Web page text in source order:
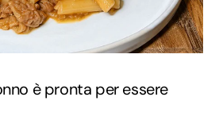
è pronta per essere